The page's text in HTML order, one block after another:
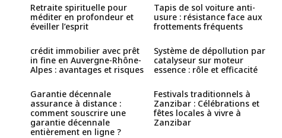
Retraite spirituelle pour
méditer en profondeur et
éveiller l’esprit
Tapis de sol voiture anti-
usure : résistance face aux
frottements fréquents
crédit immobilier avec prêt
in fine en Auvergne-Rhône-
Alpes : avantages et risques
Système de dépollution par
catalyseur sur moteur
essence : rôle et efficacité
Garantie décennale
assurance à distance :
comment souscrire une
garantie décennale
entièrement en ligne ?
Festivals traditionnels à
Zanzibar : Célébrations et
fêtes locales à vivre à
Zanzibar